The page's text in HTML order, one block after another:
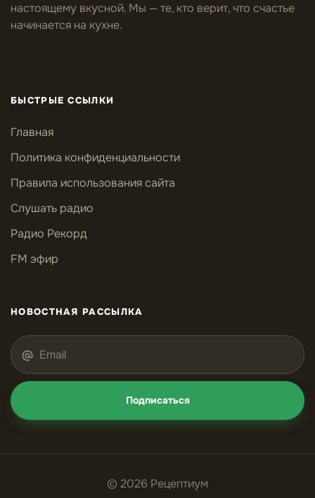
настоящему вкусной. Мы — те, кто верит, что счастье
начинается на кухне.
БЫСТРЫЕ ССЫЛКИ
Главная
Политика конфиденциальности
Правила использования сайта
Слушать радио
Радио Рекорд
FM эфир
НОВОСТНАЯ РАССЫЛКА
Подписаться
© 2026 Рецептиум